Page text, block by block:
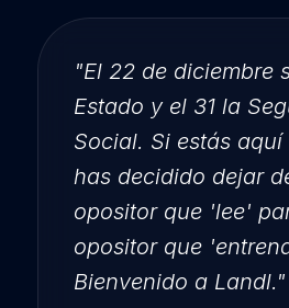
"El 22 de diciembre
Estado y el 31 la
Social. Si estás
has decidido dejar
opositor que 'lee'
opositor que
Bienvenido a Landl."